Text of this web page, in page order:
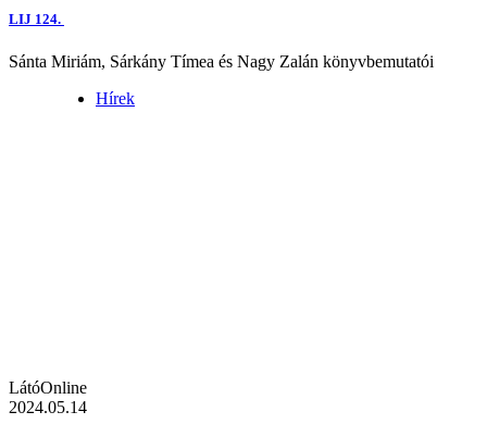
LIJ 124.
Sánta Miriám, Sárkány Tímea és Nagy Zalán könyvbemutatói
Hírek
LátóOnline
2024.05.14